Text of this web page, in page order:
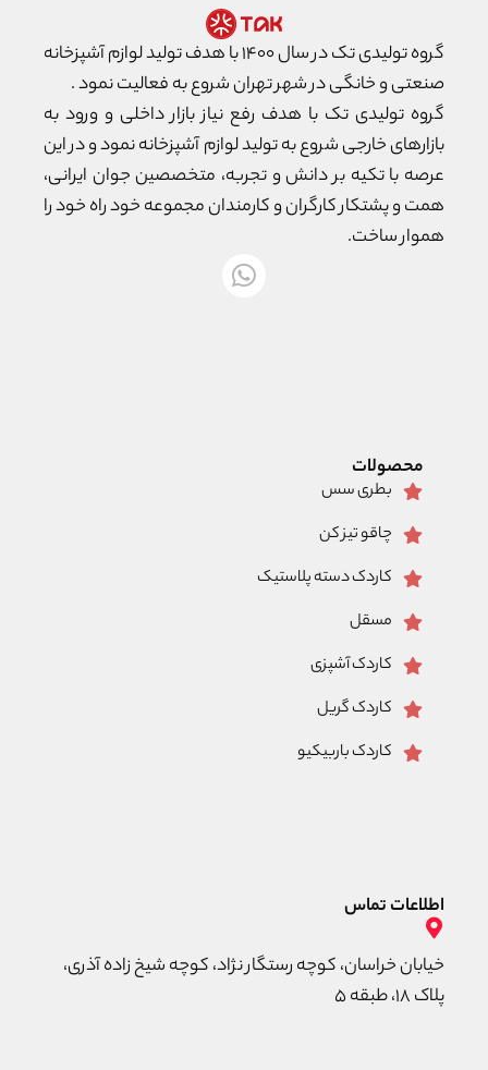
گروه تولیدی تک در سال ۱۴۰۰ با هدف تولید لوازم آشپزخانه
صنعتی و خانگی در شهر تهران شروع به فعالیت نمود .
گروه تولیدی تک با هدف رفع نیاز بازار داخلی و ورود به
بازارهای خارجی شروع به تولید لوازم آشپزخانه نمود و در این
عرصه با تکیه بر دانش و تجربه، متخصصین جوان ایرانی،
همت و پشتکار کارگران و کارمندان مجموعه خود راه خود را
هموار ساخت.
محصولات
بطری سس
چاقو تیز کن
کاردک دسته پلاستیک
مسقل
کاردک آشپزی
کاردک گریل
کاردک باربیکیو
اطلاعات تماس
خیابان خراسان، کوچه رستگار نژاد، کوچه شیخ زاده آذری،
پلاک ۱۸، طبقه ۵